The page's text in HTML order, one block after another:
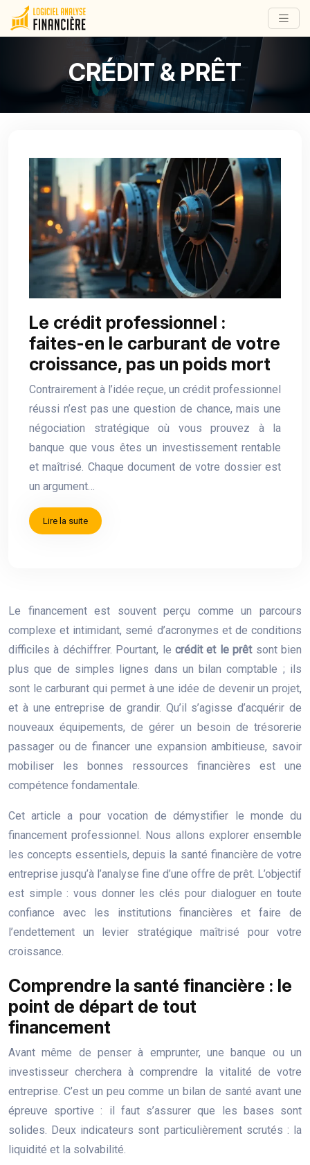
CRÉDIT & PRÊT
Le crédit professionnel :
faites-en le carburant de votre
croissance, pas un poids mort
Contrairement à l’idée reçue, un crédit professionnel
réussi n’est pas une question de chance, mais une
négociation stratégique où vous prouvez à la
banque que vous êtes un investissement rentable
et maîtrisé. Chaque document de votre dossier est
un argument…
Lire la suite
Le financement est souvent perçu comme un parcours
complexe et intimidant, semé d’acronymes et de conditions
difficiles à déchiffrer. Pourtant, le crédit et le prêtsont bien
plus que de simples lignes dans un bilan comptable ; ils
sont le carburant qui permet à une idée de devenir un projet,
et à une entreprise de grandir. Qu’il s’agisse d’acquérir de
nouveaux équipements, de gérer un besoin de trésorerie
passager ou de financer une expansion ambitieuse, savoir
mobiliser les bonnes ressources financières est une
compétence fondamentale.
Cet article a pour vocation de démystifier le monde du
financement professionnel. Nous allons explorer ensemble
les concepts essentiels, depuis la santé financière de votre
entreprise jusqu’à l’analyse fine d’une offre de prêt. L’objectif
est simple : vous donner les clés pour dialoguer en toute
confiance avec les institutions financières et faire de
l’endettement un levier stratégique maîtrisé pour votre
croissance.
Comprendre la santé financière : le
point de départ de tout
financement
Avant même de penser à emprunter, une banque ou un
investisseur cherchera à comprendre la vitalité de votre
entreprise. C’est un peu comme un bilan de santé avant une
épreuve sportive : il faut s’assurer que les bases sont
solides. Deux indicateurs sont particulièrement scrutés : la
liquidité et la solvabilité.